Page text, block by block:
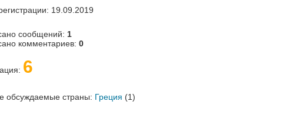
19.09.2019
сообщений: 1
комментариев: 0
6
обсуждаемые страны: Греция (1)